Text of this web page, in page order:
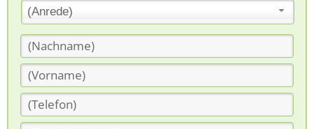
(Anrede)